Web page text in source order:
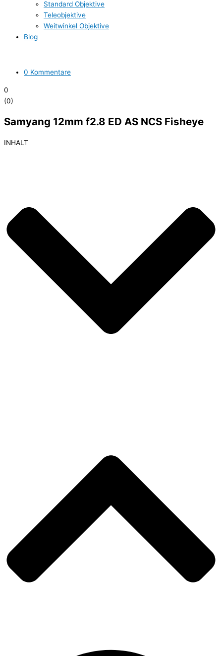
Standard Objektive
Teleobjektive
Weitwinkel Objektive
Blog
0 Kommentare
0
(0)
Samyang 12mm f2.8 ED AS NCS Fisheye
INHALT